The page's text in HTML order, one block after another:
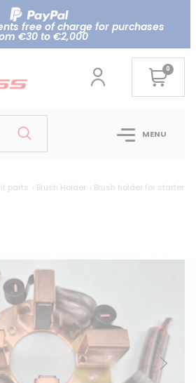
free of charge for purchases
€30 to €2,000
0
MENU
parts Brush Holder Brush holder for starter
Next